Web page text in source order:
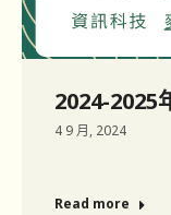
2024-2025
4 9 月, 2024
Read more